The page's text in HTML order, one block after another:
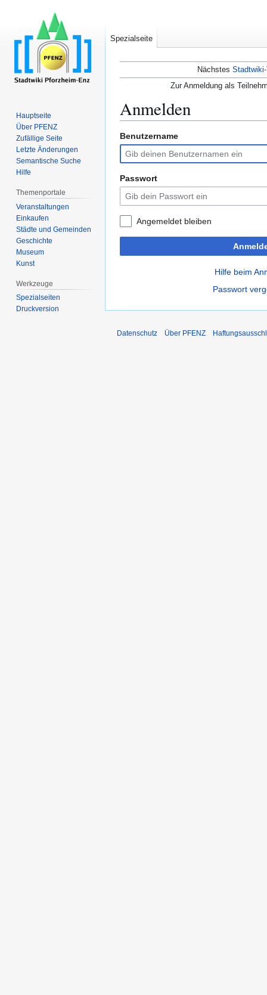
Nächstes
Zur Anmeldung als
Anmelden
Zur
Navigation
springen
Zur
Suche
springen
Benutzername
Passwort
Angemeldet bleiben
Hilfe beim
Passwort
Spezialseite
Hauptseite
Über PFENZ
Zufällige Seite
Letzte Änderungen
Semantische Suche
Hilfe
Themenportale
Veranstaltungen
Einkaufen
Städte und Gemeinden
Geschichte
Museum
Kunst
Werkzeuge
Spezialseiten
Druckversion
Datenschutz Über PFENZ